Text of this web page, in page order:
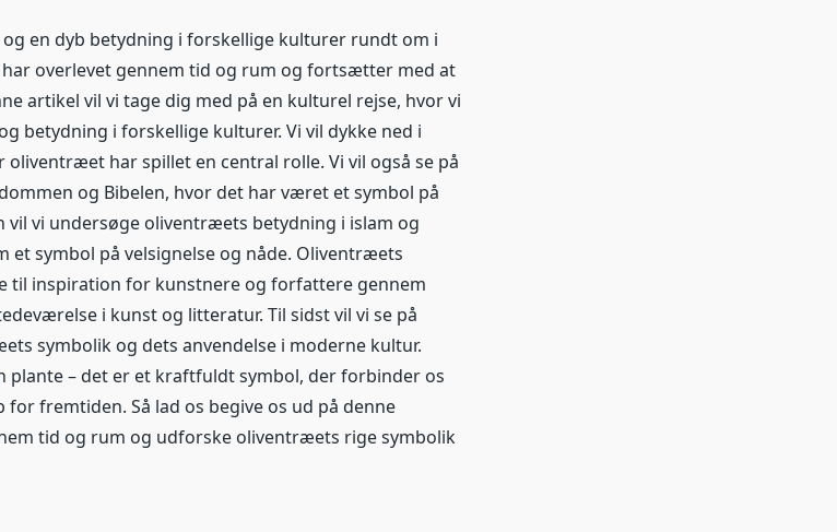
en dyb betydning i forskellige kulturer rundt om i
overlevet gennem tid og rum og fortsætter med at
artikel vil vi tage dig med på en kulturel rejse, hvor vi
betydning i forskellige kulturer. Vi vil dykke ned i
har spillet en central rolle. Vi vil også se på
og Bibelen, hvor det har været et symbol på
vil vi undersøge oliventræets betydning i islam og
et symbol på velsignelse og nåde. Oliventræets
til inspiration for kunstnere og forfattere gennem
i kunst og litteratur. Til sidst vil vi se på
symbolik og dets anvendelse i moderne kultur.
plante – det er et kraftfuldt symbol, der forbinder os
fremtiden. Så lad os begive os ud på denne
tid og rum og udforske oliventræets rige symbolik